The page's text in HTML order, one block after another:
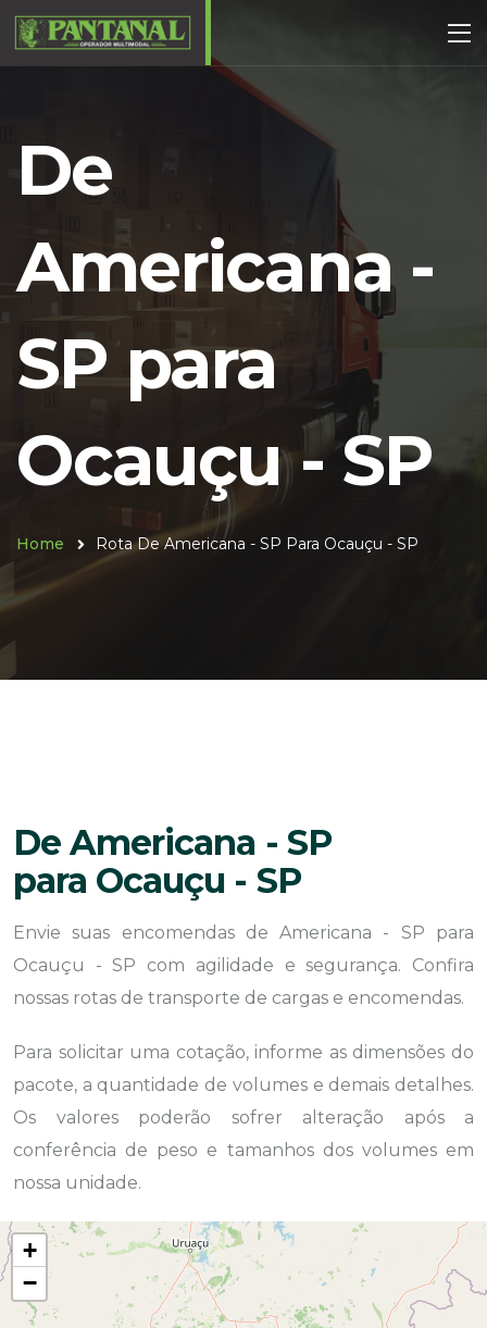
De
Americana -
SP para
Ocauçu - SP
Home Rota De Americana - SP Para Ocauçu - SP
De Americana - SP
para Ocauçu - SP
Envie suas encomendas de Americana - SP para
Ocauçu - SP com agilidade e segurança. Confira
nossas rotas de transporte de cargas e encomendas.
Para solicitar uma cotação, informe as dimensões do
pacote, a quantidade de volumes e demais detalhes.
Os valores poderão sofrer alteração após a
conferência de peso e tamanhos dos volumes em
nossa unidade.
+
−